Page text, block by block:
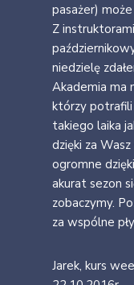
pasażer)
Z
niedzielę
Akademia ma
którzy potrafili
takiego laika
dzięki za
ogromne
akurat sezon
zobaczymy.
za wspólne
Jarek, kurs